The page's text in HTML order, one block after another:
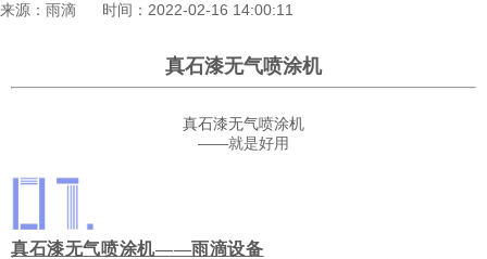
来源：雨滴 时间：2022-02-16 14:00:11
真石漆无气喷涂机
真石漆无气喷涂机
——就是好用
真石漆无气喷涂机——雨滴设备